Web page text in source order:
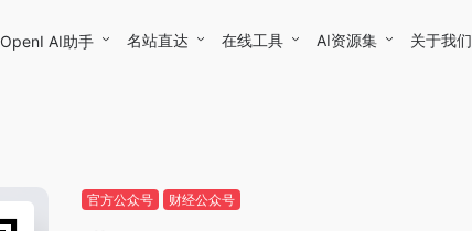
OpenI AI助手 名站直达 在线工具 AI资源集 关于我们
官方公众号 财经公众号